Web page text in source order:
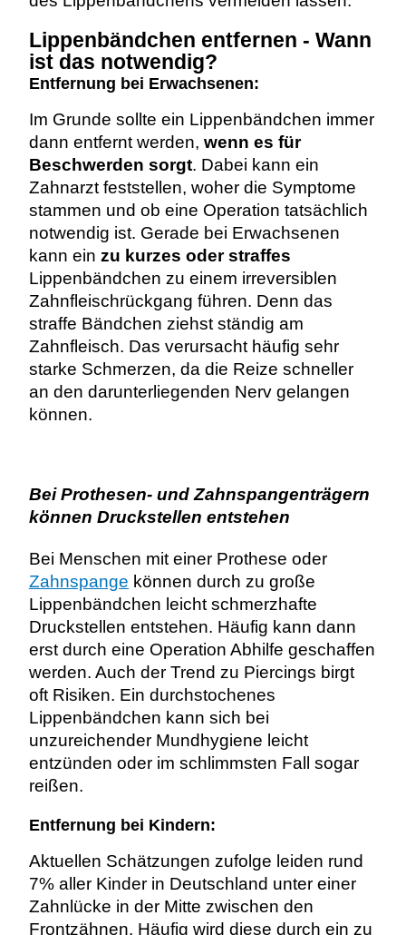
Lippenbändchen entfernen - Wann
ist das notwendig?
Entfernung bei Erwachsenen:
Im Grunde sollte ein Lippenbändchen immer
dann entfernt werden, wenn es für
Beschwerden sorgt. Dabei kann ein
Zahnarzt feststellen, woher die Symptome
stammen und ob eine Operation tatsächlich
notwendig ist. Gerade bei Erwachsenen
kann ein zu kurzes oder straffes
Lippenbändchen zu einem irreversiblen
Zahnfleischrückgang führen. Denn das
straffe Bändchen ziehst ständig am
Zahnfleisch. Das verursacht häufig sehr
starke Schmerzen, da die Reize schneller
an den darunterliegenden Nerv gelangen
können.
Bei Prothesen- und Zahnspangenträgern
können Druckstellen entstehen
Bei Menschen mit einer Prothese oder
Zahnspange können durch zu große
Lippenbändchen leicht schmerzhafte
Druckstellen entstehen. Häufig kann dann
erst durch eine Operation Abhilfe geschaffen
werden. Auch der Trend zu Piercings birgt
oft Risiken. Ein durchstochenes
Lippenbändchen kann sich bei
unzureichender Mundhygiene leicht
entzünden oder im schlimmsten Fall sogar
reißen.
Entfernung bei Kindern:
Aktuellen Schätzungen zufolge leiden rund
7% aller Kinder in Deutschland unter einer
Zahnlücke in der Mitte zwischen den
Frontzähnen. Häufig wird diese durch ein zu